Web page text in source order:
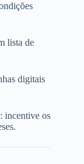
lista de
digitais
: incentive os